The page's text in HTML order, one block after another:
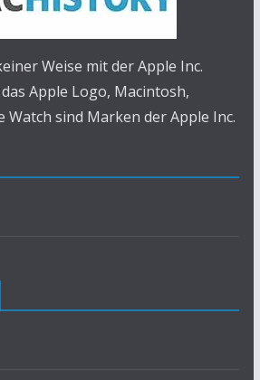
Weise mit der Apple Inc.
Apple Logo, Macintosh,
Watch sind Marken der Apple Inc.